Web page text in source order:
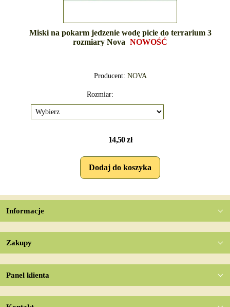
Miski na pokarm jedzenie wodę picie do terrarium 3
rozmiary Nova NOWOŚĆ
Producent: NOVA
Rozmiar:
14,50 zł
Informacje
Zakupy
Panel klienta